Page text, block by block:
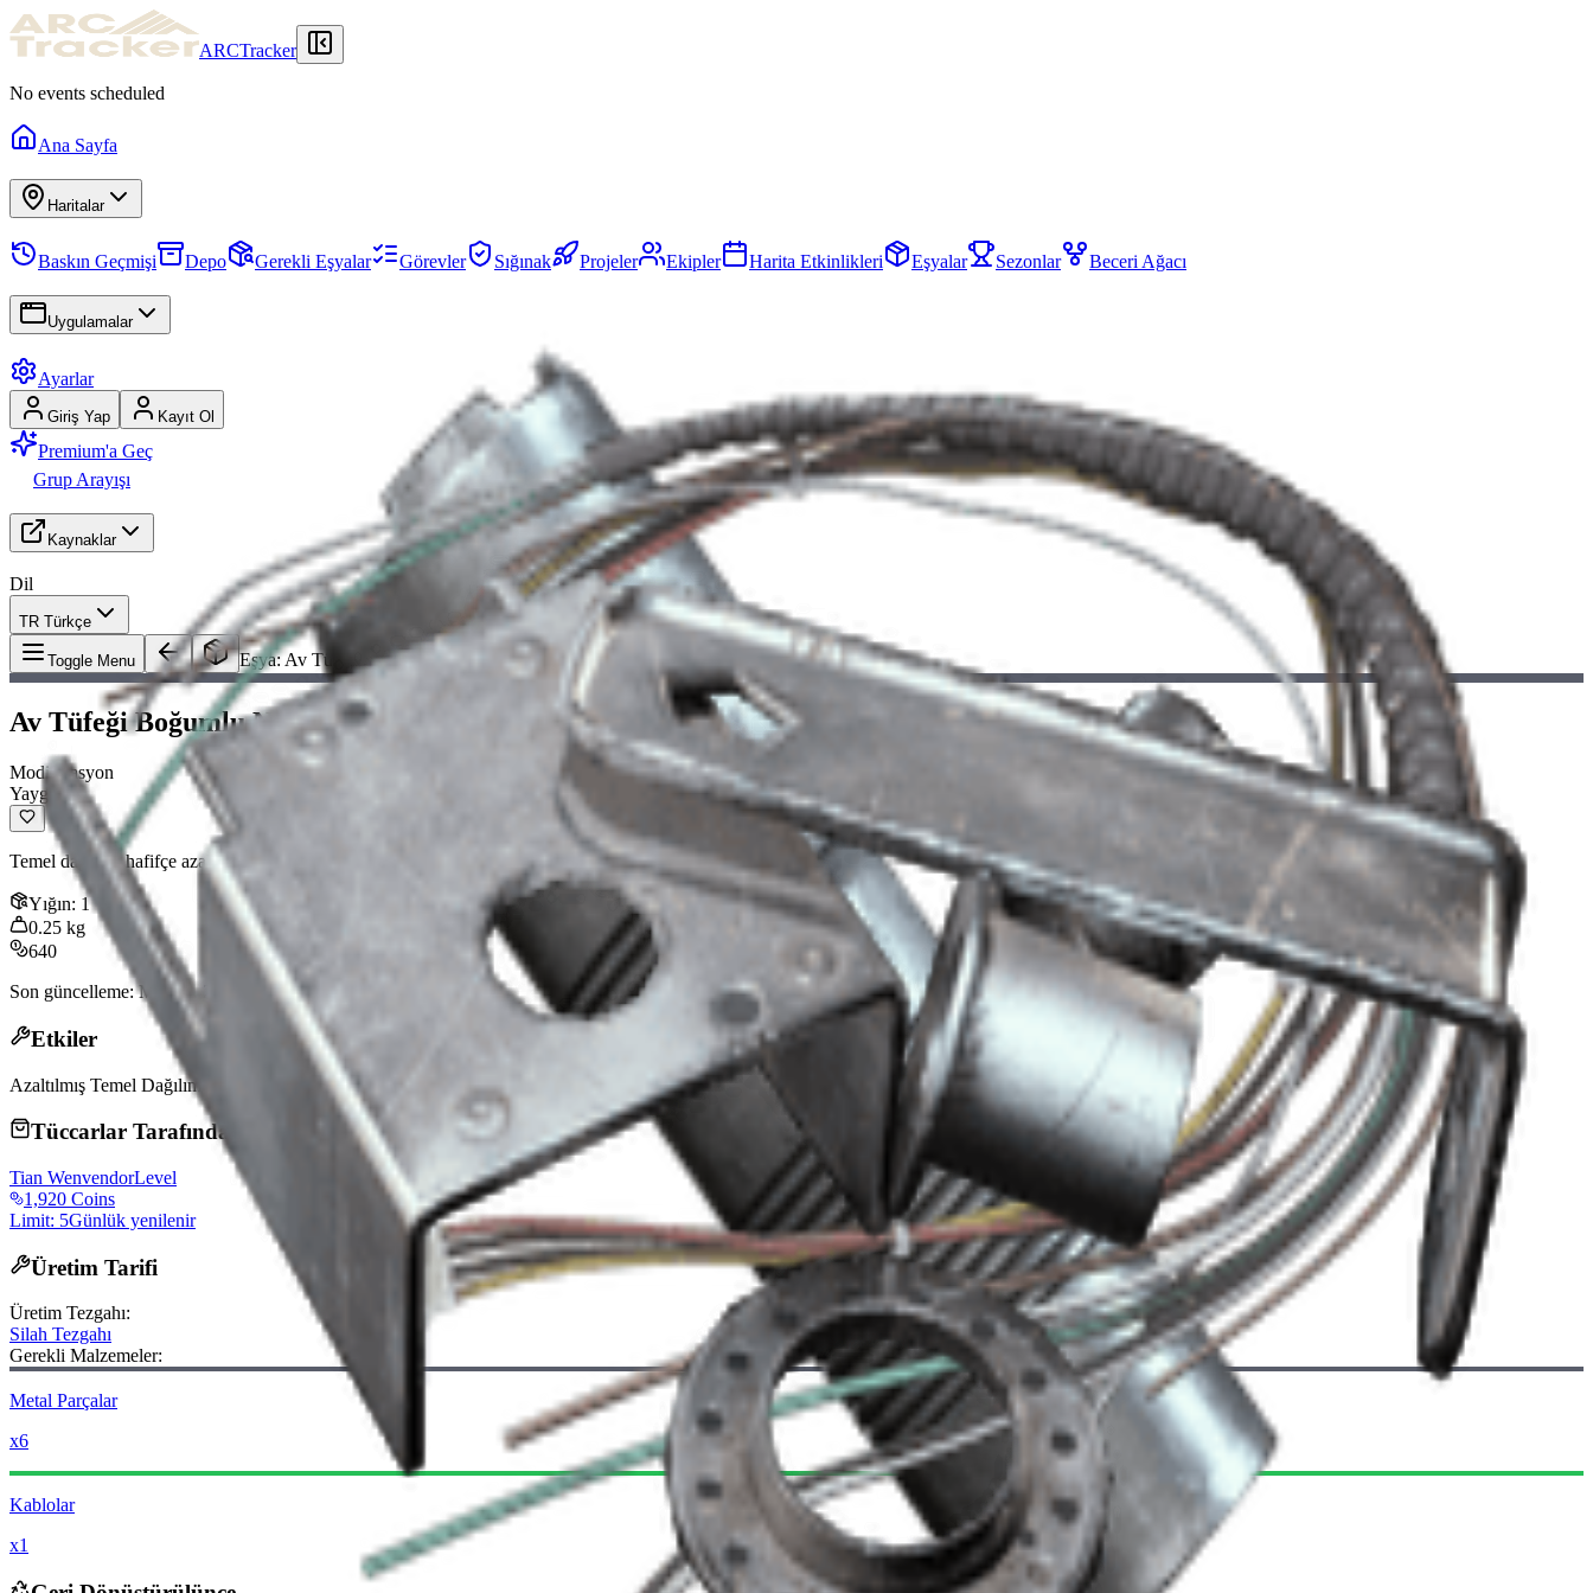
ARCTracker
No events scheduled
Ana Sayfa
Haritalar
Baskın Geçmişi Depo Gerekli Eşyalar Görevler Sığınak Projeler Ekipler Harita Etkinlikleri Eşyalar Sezonlar Beceri Ağacı
Uygulamalar
Ayarlar
Giriş Yap Kayıt Ol
Premium'a Geç
Grup Arayışı
Kaynaklar
Dil
TR Türkçe
Toggle Menu Eşya:Av Tüfeği Boğumlu Namlusu I
Av Tüfeği Boğumlu Namlusu I
Modifikasyon
Yaygın
Temel dağılımı hafifçe azaltır. Uyumlu: Il Toro, Vulcano
Yığın: 1
0.25 kg
640
Son güncelleme:Mar 22, 2026
Etkiler
Azaltılmış Temel Dağılım
Tüccarlar Tarafından Satılır
Tian WenvendorLevel
1,920 Coins
Limit: 5Günlük yenilenir
Üretim Tarifi
Üretim Tezgahı:
Silah Tezgahı
Gerekli Malzemeler:
Metal Parçalar
x6
Kablolar
x1